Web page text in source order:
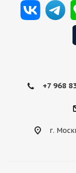
+7 968
г.